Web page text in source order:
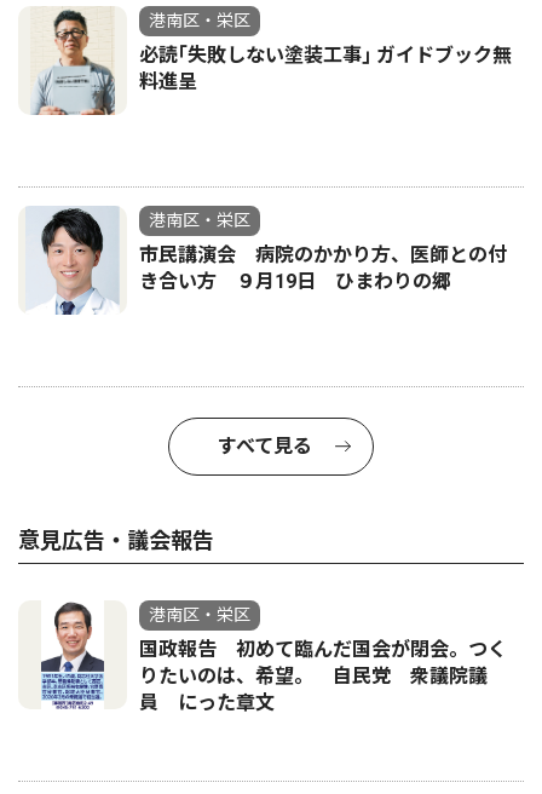
港南区・栄区
必読｢失敗しない塗装工事｣ ガイドブック無
料進呈
港南区・栄区
市民講演会 病院のかかり方、医師との付
き合い方 ９月19日 ひまわりの郷
すべて見る
意見広告・議会報告
港南区・栄区
国政報告 初めて臨んだ国会が閉会。つく
りたいのは、希望。 自民党 衆議院議
員 にった章文